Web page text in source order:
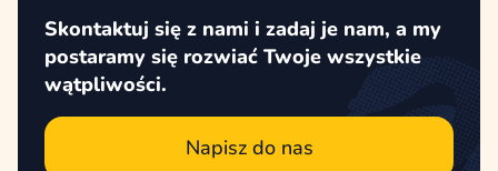
Skontaktuj się z nami i zadaj je nam, a my
postaramy się rozwiać Twoje wszystkie
wątpliwości.
Napisz do nas